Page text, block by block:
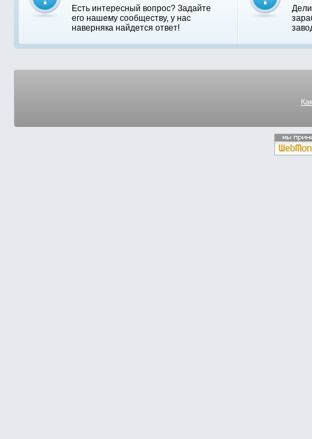
Есть интересный вопрос? Задайте
его нашему сообществу, у нас
наверняка найдется ответ!